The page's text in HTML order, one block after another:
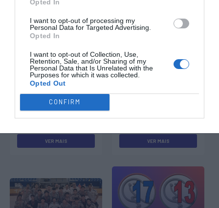
Opted In
I want to opt-out of processing my
Personal Data for Targeted Advertising.
Opted In
I want to opt-out of Collection, Use,
Retention, Sale, and/or Sharing of my
Personal Data that Is Unrelated with the
Purposes for which it was collected.
Opted Out
CONFIRM
Outras Notícias
Grândola Campeão
VER MAIS
Oliveirense Campeão
VER MAIS